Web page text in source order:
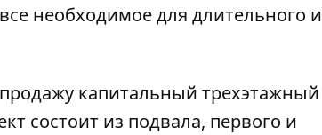
необходимое для длительного и
капитальный трехэтажный
состоит из подвала, первого и